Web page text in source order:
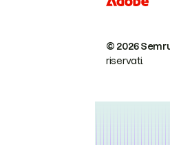
© 2026
riservati.